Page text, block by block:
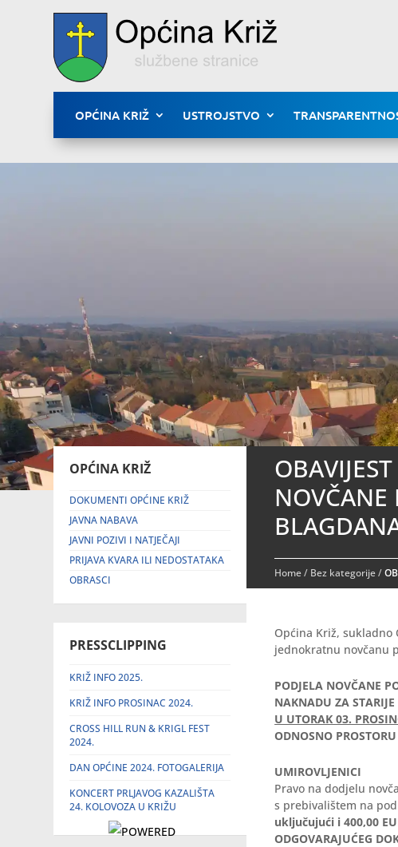
OPĆINA KRIŽ USTROJSTVO
OPĆINA KRIŽ
DOKUMENTI OPĆINE KRIŽ
JAVNA NABAVA
JAVNI POZIVI I NATJEČAJI
PRIJAVA KVARA ILI NEDOSTATAKA
OBRASCI
PRESSCLIPPING
KRIŽ INFO 2025.
KRIŽ INFO PROSINAC 2024.
CROSS HILL RUN & KRIGL FEST
2024.
DAN OPĆINE 2024. FOTOGALERIJA
KONCERT PRLJAVOG KAZALIŠTA
24. KOLOVOZA U KRIŽU
Home/ Bez kategorije/
Općina Križ,
jednokratnu novčanu
PODJELA NOVČANE
NAKNADU ZA
U UTORAK 03.
ODNOSNO
UMIROVLJENICI
Pravo na dodjelu
s prebivalištem na
uključujući i 400,00
ODGOVARAJUĆEG